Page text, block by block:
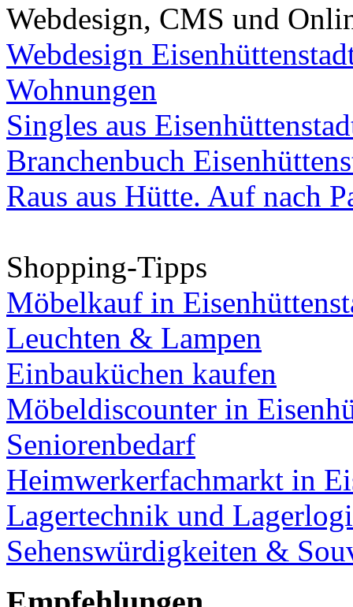
Webdesign, CMS und
Webdesign
Wohnungen
Singles aus
Branchenbuch
Raus aus Hütte. Auf nach
Shopping-Tipps
Möbelkauf in
Leuchten & Lampen
Einbauküchen kaufen
Möbeldiscounter in
Seniorenbedarf
Heimwerkerfachmarkt in
Lagertechnik und
Sehenswürdigkeiten &